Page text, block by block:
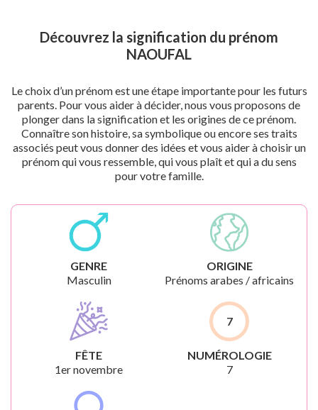
Découvrez la signification du prénom
NAOUFAL
Le choix d’un prénom est une étape importante pour les futurs
parents. Pour vous aider à décider, nous vous proposons de
plonger dans la signification et les origines de ce prénom.
Connaître son histoire, sa symbolique ou encore ses traits
associés peut vous donner des idées et vous aider à choisir un
prénom qui vous ressemble, qui vous plaît et qui a du sens
pour votre famille.
GENRE
Masculin
ORIGINE
Prénoms arabes / africains
FÊTE
1er novembre
7
NUMÉROLOGIE
7